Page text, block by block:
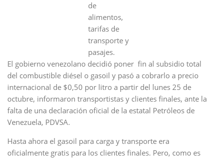
de
alimentos,
tarifas de
transporte y
pasajes.
El gobierno venezolano decidió poner fin al subsidio total
del combustible diésel o gasoil y pasó a cobrarlo a precio
internacional de $0,50 por litro a partir del lunes 25 de
octubre, informaron transportistas y clientes finales, ante la
falta de una declaración oficial de la estatal Petróleos de
Venezuela, PDVSA.
Hasta ahora el gasoil para carga y transporte era
oficialmente gratis para los clientes finales. Pero, como es